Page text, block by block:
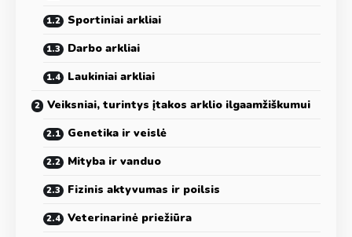
Sportiniai arkliai
Darbo arkliai
Laukiniai arkliai
Veiksniai, turintys įtakos arklio ilgaamžiškumui
Genetika ir veislė
Mityba ir vanduo
Fizinis aktyvumas ir poilsis
Veterinarinė priežiūra